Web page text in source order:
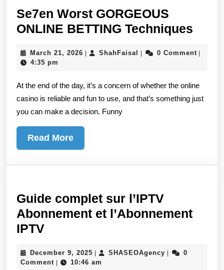
Se7en Worst GORGEOUS
ONLINE BETTING Techniques
March 21, 2026 March
| ShahFaisal ShahFaisal
| 0 Comment |
4:35 pm
At the end of the day, it’s a concern of whether the online
casino is reliable and fun to use, and that’s something just
you can make a decision. Funny
Read MoreRead
More
Guide complet sur l’IPTV
Abonnement et l’Abonnement
IPTVGuide
sur
December 9, 2025 December
9,
| SHASEOAgency SHASEOAgency
|
0
Comment | 10:46 am